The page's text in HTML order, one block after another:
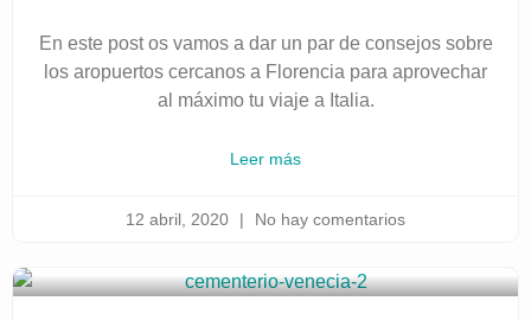
En este post os vamos a dar un par de consejos sobre
los aropuertos cercanos a Florencia para aprovechar
al máximo tu viaje a Italia.
Leer más
12 abril, 2020 No hay comentarios